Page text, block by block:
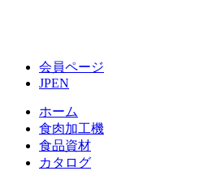
会員ページ
JPEN
ホーム
食肉加工機
食品資材
カタログ